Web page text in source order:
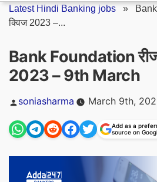
Latest Hindi Banking jobs »
क्विज 2023 –...
Bank Foundation
2023 – 9th March
Posted
soniasharma March 9th,
Add as a
source on